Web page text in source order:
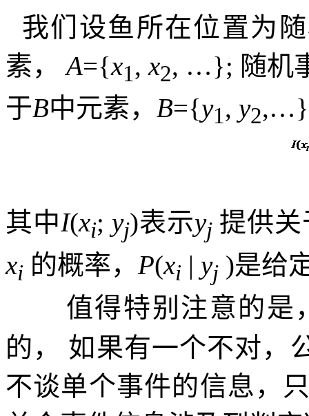
我们设鱼所在位置为
素，
A={x1, x2, …}; 随机
于B中元素， B={y1, y2,…}
其中I(xi; yj)表示yj 提供关
xi 的概率， P(xi | yj )是给
值得特别注意的是
的，
如果有一个不对，
不谈单个事件的信息，